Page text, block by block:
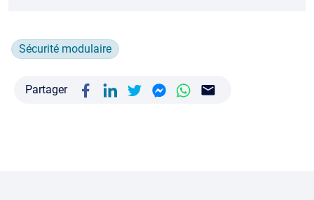
Sécurité modulaire
Partager